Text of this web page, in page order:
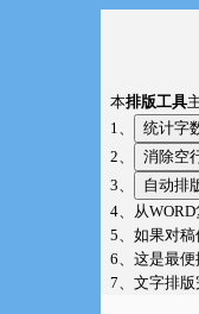
本排版工具
1、
2、
3、
4、从
5、如果对
6、这是最
7、文字排